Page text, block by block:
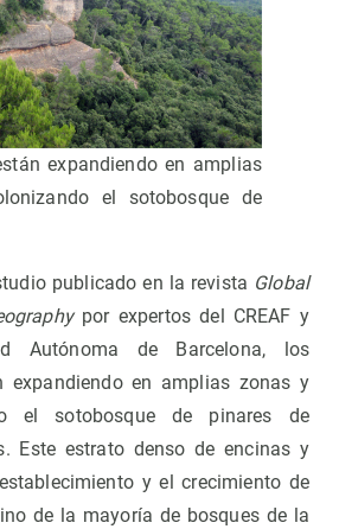
expandiendo en amplias
el sotobosque de
publicado en la revista Global
por expertos del CREAF y
Autónoma de Barcelona, ​​los
expandiendo en amplias zonas y
el sotobosque de pinares de
Este estrato denso de encinas y
y el crecimiento de
de la mayoría de bosques de la